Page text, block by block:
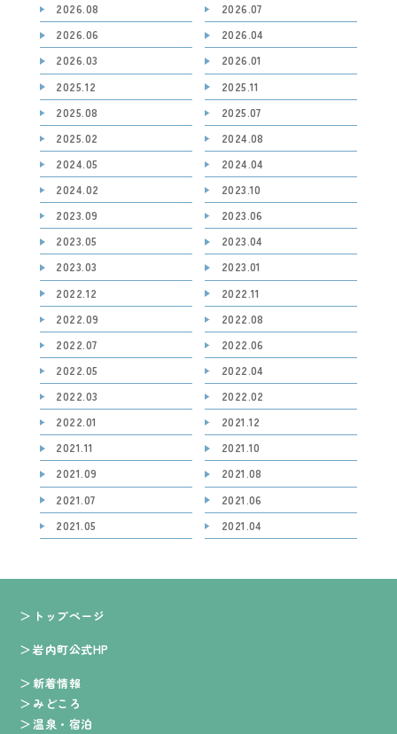
2026.08
2026.07
2026.06
2026.04
2026.03
2026.01
2025.12
2025.11
2025.08
2025.07
2025.02
2024.08
2024.05
2024.04
2024.02
2023.10
2023.09
2023.06
2023.05
2023.04
2023.03
2023.01
2022.12
2022.11
2022.09
2022.08
2022.07
2022.06
2022.05
2022.04
2022.03
2022.02
2022.01
2021.12
2021.11
2021.10
2021.09
2021.08
2021.07
2021.06
2021.05
2021.04
トップページ
岩内町公式HP
新着情報
みどころ
温泉・宿泊